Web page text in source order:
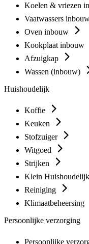
Koelen & vriezen
Vaatwassers
Oven inbouw
Kookplaat inbouw
Afzuigkap
Wassen (inbouw)
Huishoudelijk
Koffie
Keuken
Stofzuiger
Witgoed
Strijken
Klein Huishoudelijk
Reiniging
Klimaatbeheersing
Persoonlijke verzorging
Persoonlijke